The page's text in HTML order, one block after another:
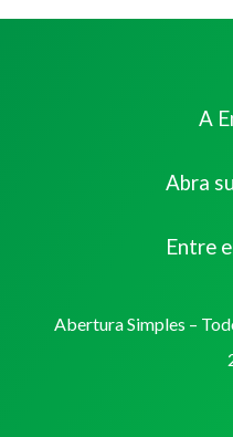
A
Abra
Entre
Abertura Simples –